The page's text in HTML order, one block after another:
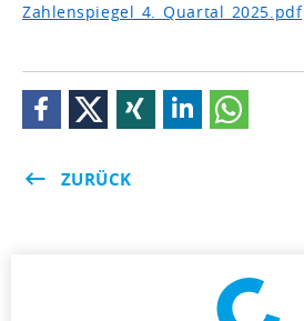
Zahlenspiegel_4._Quartal_2025.pdf
ZURÜCK